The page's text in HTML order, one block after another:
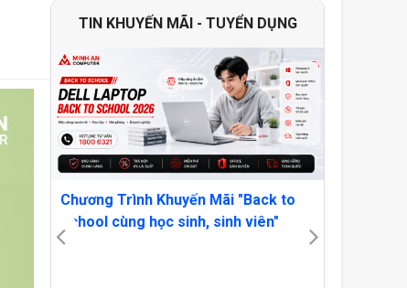
TIN KHUYẾN MÃI - TUYỂN DỤNG
Chương Trình Khuyến Mãi "Back to
School cùng học sinh, sinh viên"